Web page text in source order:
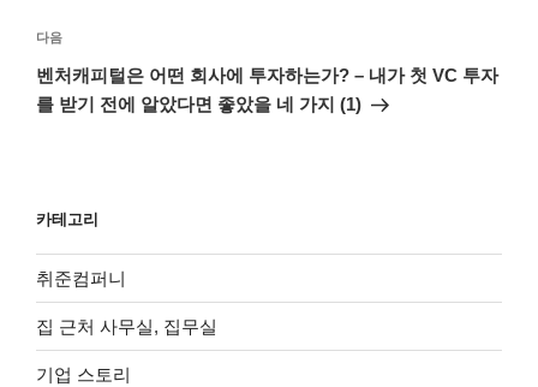
다
음
글
다음
벤처캐피털은 어떤 회사에 투자하는가? – 내가 첫 VC 투자
를 받기 전에 알았다면 좋았을 네 가지 (1)
카테고리
취준컴퍼니
집 근처 사무실, 집무실
기업 스토리